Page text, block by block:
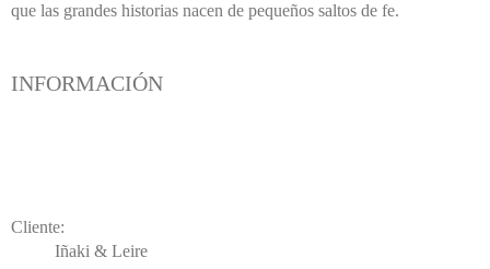
que las grandes historias nacen de pequeños saltos de fe.
INFORMACIÓN
Cliente:
Iñaki & Leire